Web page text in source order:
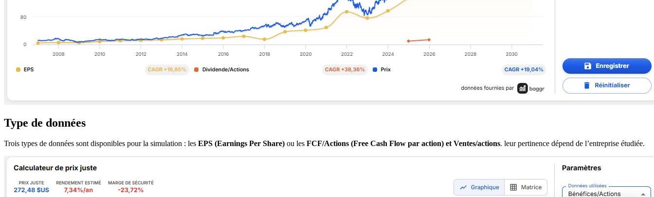
Type de données
Trois types de données sont disponibles pour la simulation : les EPS (Earnings Per Share) ou les FCF/Actions (Free Cash Flow par action) et Ventes/actions. leur pertinence dépend de l’entreprise étudiée.